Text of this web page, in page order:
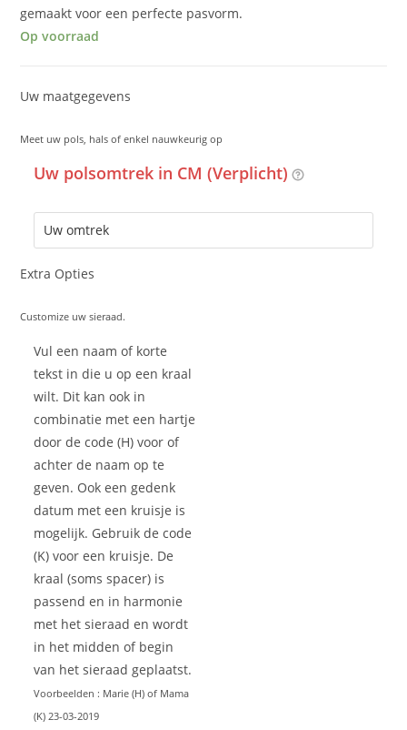
gemaakt voor een perfecte pasvorm.
Op voorraad
Uw maatgegevens
Meet uw pols, hals of enkel nauwkeurig op
Uw polsomtrek in CM (Verplicht)
Extra Opties
Customize uw sieraad.
Vul een naam of korte
tekst in die u op een kraal
wilt. Dit kan ook in
combinatie met een hartje
door de code (H) voor of
achter de naam op te
geven. Ook een gedenk
datum met een kruisje is
mogelijk. Gebruik de code
(K) voor een kruisje. De
kraal (soms spacer) is
passend en in harmonie
met het sieraad en wordt
in het midden of begin
van het sieraad geplaatst.
Voorbeelden : Marie (H) of Mama
(K) 23-03-2019